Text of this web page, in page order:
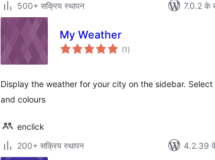
500+ सक्रिय स्थापन
7.0.2 के
My Weather
(1 कुल
दर)
Display the weather for your city on the sidebar.
and colours
enclick
200+ सक्रिय स्थापन
4.2.39 के